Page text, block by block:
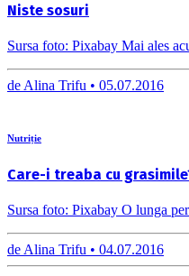
Niste sosuri
Sursa foto: Pixabay Mai ales
de Alina Trifu • 05.07.2016
Nutriție
Care-i treaba cu
Sursa foto: Pixabay O lunga
de Alina Trifu • 04.07.2016